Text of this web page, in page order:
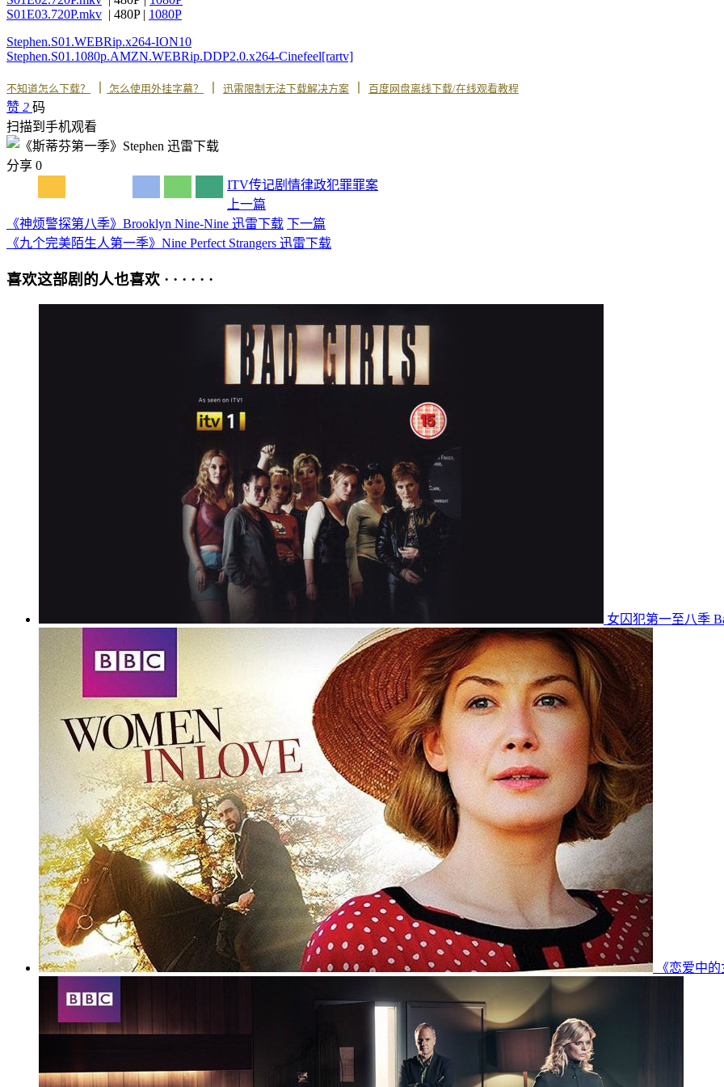
S01E03.720P.mkv | 480P | 1080P
Stephen.S01.WEBRip.x264-ION10
Stephen.S01.1080p.AMZN.WEBRip.DDP2.0.x264-Cinefeel[rartv]
不知道怎么下载？ 怎么使用外挂字幕？ 迅雷限制无法下载解决方案 百度网盘离线下载/在线观看教程
赞 2 码
扫描到手机观看
分享 0
ITV传记剧情律政犯罪罪案
上一篇
《神烦警探第八季》Brooklyn Nine-Nine 迅雷下载 下一篇
《九个完美陌生人第一季》Nine Perfect Strangers 迅雷下载
喜欢这部剧的人也喜欢 · · · · · ·
女囚犯第一至八季
《恋爱中